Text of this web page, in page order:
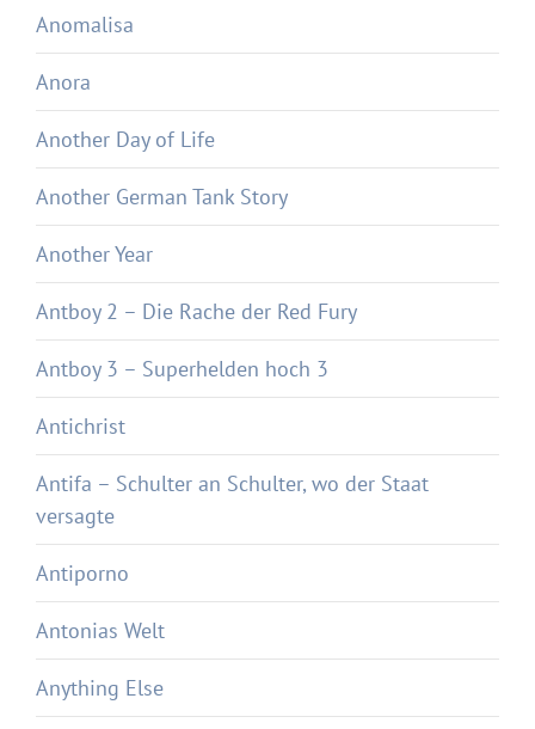
Anomalisa
Anora
Another Day of Life
Another German Tank Story
Another Year
Antboy 2 – Die Rache der Red Fury
Antboy 3 – Superhelden hoch 3
Antichrist
Antifa – Schulter an Schulter, wo der Staat
versagte
Antiporno
Antonias Welt
Anything Else